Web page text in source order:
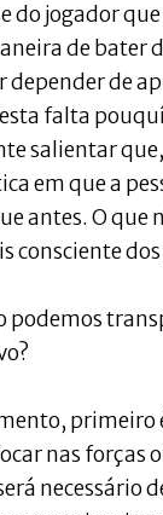
do jogador
de bater
depender de
falta
salientar
em que a
antes. O que
consciente
podemos
primeiro
nas forças
necessário